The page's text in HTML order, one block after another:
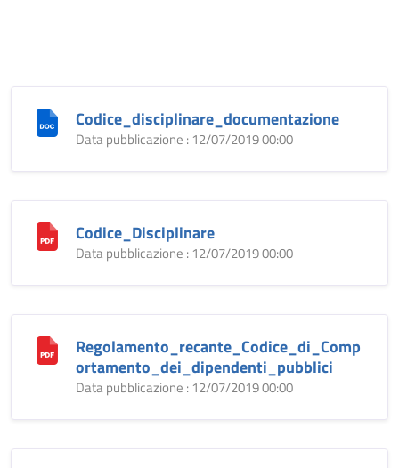
Codice_disciplinare_documentazione
Data pubblicazione : 12/07/2019 00:00
Codice_Disciplinare
Data pubblicazione : 12/07/2019 00:00
Regolamento_recante_Codice_di_Comp
ortamento_dei_dipendenti_pubblici
Data pubblicazione : 12/07/2019 00:00